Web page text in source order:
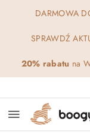
Przejdź do
Przejdź do
Przejdź do
Przejdź do
Przejdź do
Przejdź do
DARMOWA
SPRAWDŹ
20% rabatu na